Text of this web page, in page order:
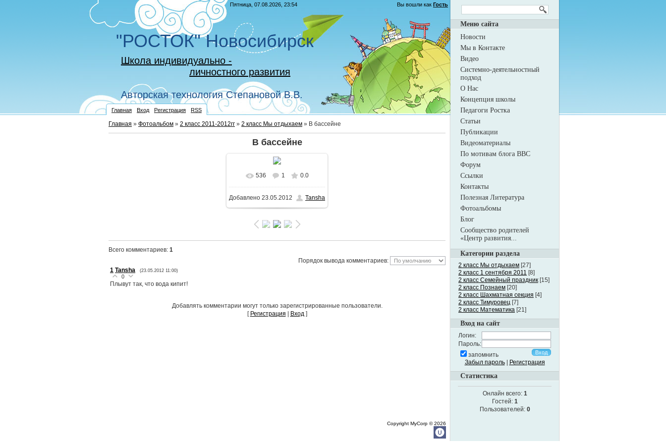
Пятница, 07.08.2026, 23:54 Вы вошли как Гость
"РОСТОК" Новосибирск
Школа индивидуально -
личностного развития
Авторская технология Степановой В.В.
Главная Вход Регистрация RSS
Главная » Фотоальбом » 2 класс 2011-2012гг » 2 класс Мы отдыхаем » В бассейне
В бассейне
В реальном размере
1600x1200/ 191.0Kb
536 1 0.0
Добавлено 23.05.2012 Tansha
Всего комментариев: 1
Порядок вывода комментариев:
1 Tansha (23.05.2012 11:00)
0
Плывут так, что вода кипит!
Добавлять комментарии могут только зарегистрированные пользователи.
[ Регистрация | Вход]
Меню сайта
Новости
Мы в Контакте
Видео
Системно-деятельностный
подход
О Нас
Концепция школы
Педагоги Ростка
Статьи
Публикации
Видеоматериалы
По мотивам блога ВВС
Форум
Ссылки
Контакты
Полезная Литература
Фотоальбомы
Блог
Сообщество родителей
«Центр развития...
Категории раздела
2 класс Мы отдыхаем [27]
2 класс 1 сентября 2011 [8]
2 класс Семейный праздник [15]
2 класс Познаем [20]
2 класс Шахматная секция [4]
2 класс Тимуровец [7]
2 класс Математика [21]
Вход на сайт
Логин:
Пароль:
запомнить
Забыл пароль| Регистрация
Статистика
Онлайн всего: 1
Гостей: 1
Пользователей: 0
Copyright MyCorp © 2026